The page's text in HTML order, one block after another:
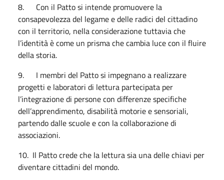
8. Con il Patto si intende promuovere la
consapevolezza del legame e delle radici del cittadino
con il territorio, nella considerazione tuttavia che
l’identità è come un prisma che cambia luce con il fluire
della storia.
9. I membri del Patto si impegnano a realizzare
progetti e laboratori di lettura partecipata per
l’integrazione di persone con differenze specifiche
dell’apprendimento, disabilità motorie e sensoriali,
partendo dalle scuole e con la collaborazione di
associazioni.
10. Il Patto crede che la lettura sia una delle chiavi per
diventare cittadini del mondo.